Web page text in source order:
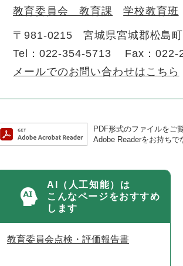
教育委員会 教育課 学校教育班
〒981-0215
宮城県宮城郡松島
Tel：022-354-5713
Fax：022-
メールでのお問い合わせはこちら
PDF形式のファイルをご
Adobe Readerをお持ちで
AI（人工知能）は
こんなページをおすすめ
します
教育委員会点検・評価報告書